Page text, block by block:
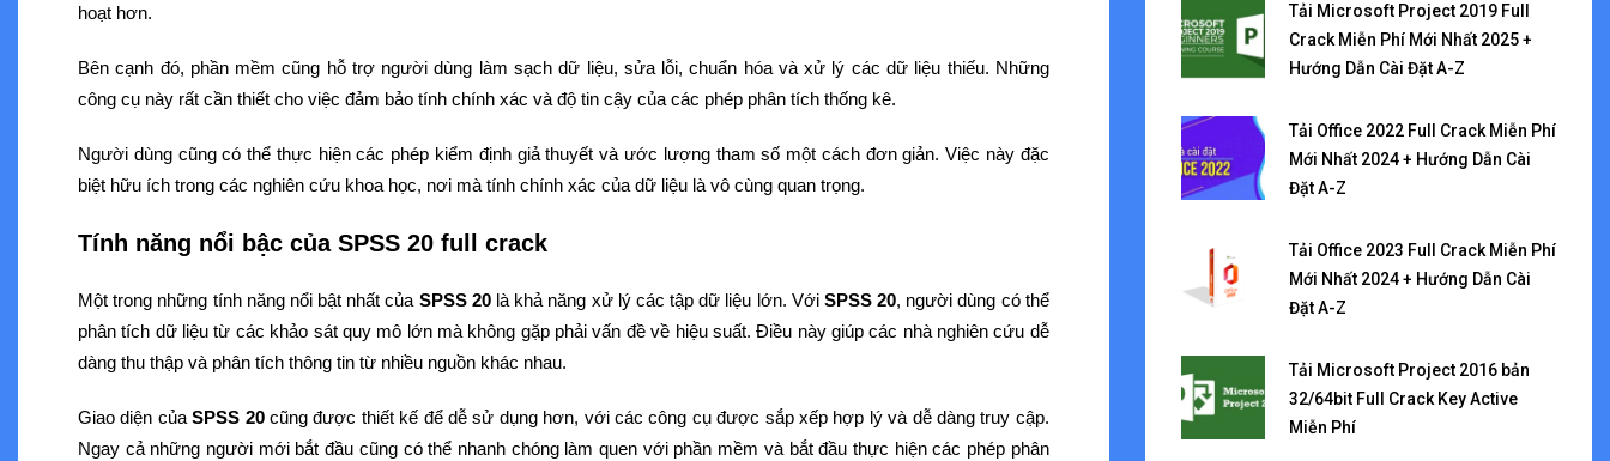
hoạt hơn.
Bên cạnh đó, phần mềm cũng hỗ trợ người dùng làm sạch dữ liệu, sửa lỗi, chuẩn hóa và xử lý các dữ liệu thiếu. Những
công cụ này rất cần thiết cho việc đảm bảo tính chính xác và độ tin cậy của các phép phân tích thống kê.
Người dùng cũng có thể thực hiện các phép kiểm định giả thuyết và ước lượng tham số một cách đơn giản. Việc này đặc
biệt hữu ích trong các nghiên cứu khoa học, nơi mà tính chính xác của dữ liệu là vô cùng quan trọng.
Tính năng nổi bậc của SPSS 20 full crack
Một trong những tính năng nổi bật nhất của SPSS 20là khả năng xử lý các tập dữ liệu lớn. Với SPSS 20, người dùng có thể
phân tích dữ liệu từ các khảo sát quy mô lớn mà không gặp phải vấn đề về hiệu suất. Điều này giúp các nhà nghiên cứu dễ
dàng thu thập và phân tích thông tin từ nhiều nguồn khác nhau.
Giao diện củaSPSS 20cũng được thiết kế để dễ sử dụng hơn, với các công cụ được sắp xếp hợp lý và dễ dàng truy cập.
Ngay cả những người mới bắt đầu cũng có thể nhanh chóng làm quen với phần mềm và bắt đầu thực hiện các phép phân
Tải Microsoft Project 2019 Full
Crack Miễn Phí Mới Nhất 2025 +
Hướng Dẫn Cài Đặt A-Z
Tải Office 2022 Full Crack Miễn Phí
Mới Nhất 2024 + Hướng Dẫn Cài
Đặt A-Z
Tải Office 2023 Full Crack Miễn Phí
Mới Nhất 2024 + Hướng Dẫn Cài
Đặt A-Z
Tải Microsoft Project 2016 bản
32/64bit Full Crack Key Active
Miễn Phí